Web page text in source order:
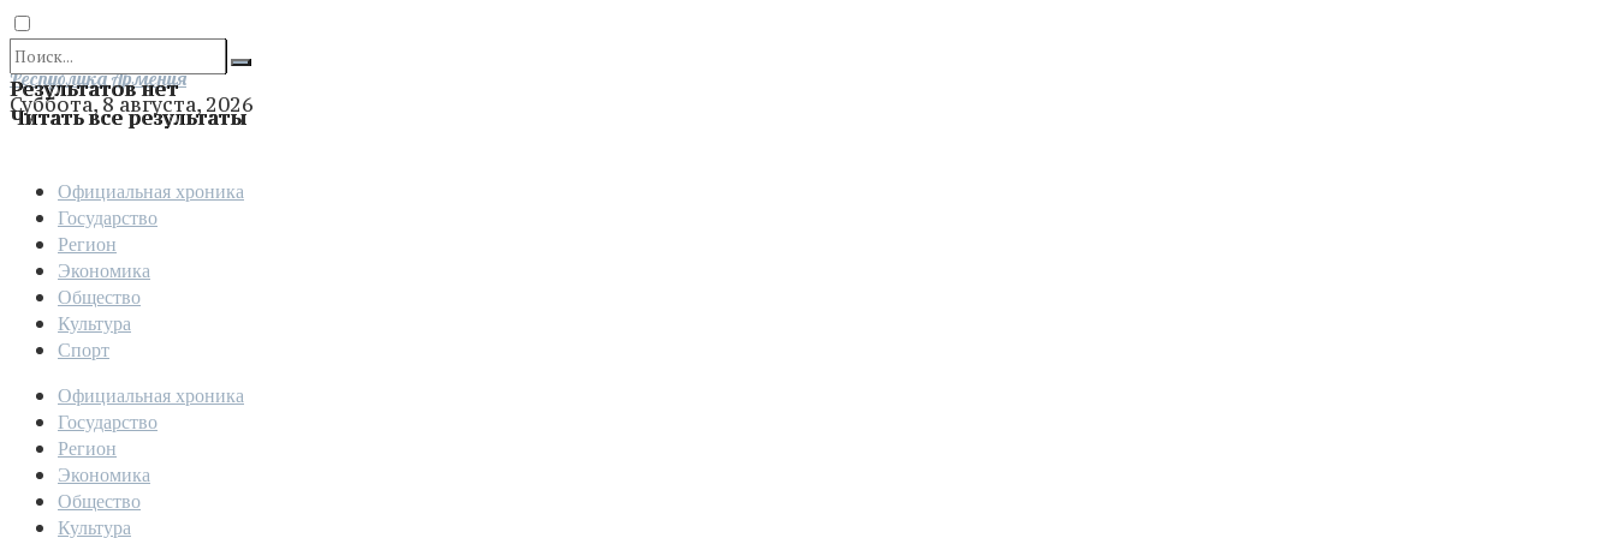
Результатов нет
Читать все результаты
Отправить
Республика Армения
Суббота, 8 августа, 2026
Официальная хроника
Государство
Регион
Экономика
Общество
Культура
Спорт
Официальная хроника
Государство
Регион
Экономика
Общество
Культура